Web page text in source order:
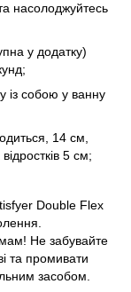
насолоджуйтесь
у додатку)
із собою у ванну
14 см,
5 см;
Double Flex
Не забувайте
та промивати
засобом.